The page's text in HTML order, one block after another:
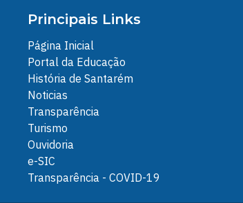
Principais Links
Página Inicial
Portal da Educação
História de Santarém
Noticias
Transparência
Turismo
Ouvidoria
e-SIC
Transparência - COVID-19